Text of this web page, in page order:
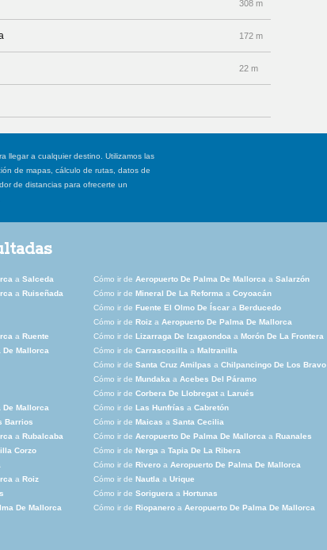
308 m
172 m
22 m
llegar a cualquier destino. Utilizamos las
de mapas, cálculo de rutas, datos de
de distancias para ofrecerte un
a Salceda Cómo ir de Aeropuerto De Palma De Mallorca a Salarzón
a Ruiseñada Cómo ir de Mineral De La Reforma a Coyoacán
Cómo ir de Fuente El Olmo De Íscar a Berducedo
Cómo ir de Roiz a Aeropuerto De Palma De Mallorca
a Ruente Cómo ir de Lizarraga De Izagaondoa a Morón De La Frontera
De Mallorca Cómo ir de Carrascosilla a Maltranilla
Cómo ir de Santa Cruz Amilpas a Chilpancingo De Los Bravo
Cómo ir de Mundaka a Acebes Del Páramo
Cómo ir de Corbera De Llobregat a Larués
De Mallorca Cómo ir de Las Hunfrías a Cabretón
Barrios Cómo ir de Maicas a Santa Cecilia
a Rubalcaba Cómo ir de Aeropuerto De Palma De Mallorca a Ruanales
Corzo Cómo ir de Nerga a Tapia De La Ribera
Cómo ir de Rivero a Aeropuerto De Palma De Mallorca
a Roiz Cómo ir de Nautla a Urique
Cómo ir de Soriguera a Hortunas
De Mallorca Cómo ir de Riopanero a Aeropuerto De Palma De Mallorca